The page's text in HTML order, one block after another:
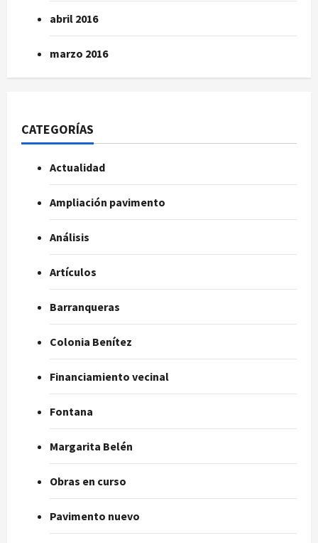
abril 2016
marzo 2016
CATEGORÍAS
Actualidad
Ampliación pavimento
Análisis
Artículos
Barranqueras
Colonia Benítez
Financiamiento vecinal
Fontana
Margarita Belén
Obras en curso
Pavimento nuevo